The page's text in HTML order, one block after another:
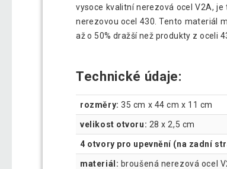
vysoce kvalitní nerezová ocel V2A,
nerezovou ocel 430. Tento materiál
až o 50% dražší než produkty z oceli
Technické údaje:
rozměry: 35 cm x 44 cm x 11 cm
velikost otvoru: 28 x 2,5 cm
4 otvory pro upevnění (na zadní
materiál: broušená nerezová ocel